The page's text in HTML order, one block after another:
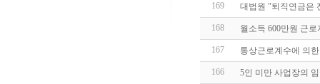
169 대법원 "퇴직연금은
168 월소득 600만원 근
167 통상근로계수에 의
166 5인 미만 사업장의